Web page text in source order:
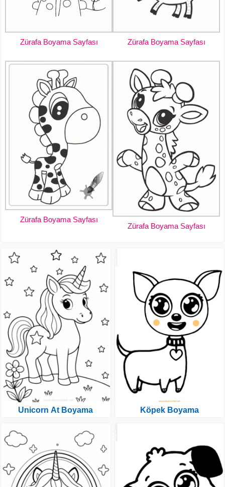
Zürafa Boyama Sayfası Zürafa Boyama Sayfası
Zürafa Boyama Sayfası
Zürafa Boyama Sayfası
Unicorn At Boyama Köpek Boyama